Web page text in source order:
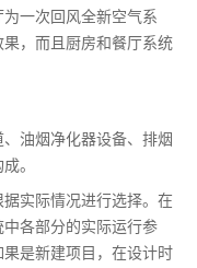
一次回风全新空气系
，而且厨房和餐厅系统
油烟净化器设备、排烟
。
实际情况进行选择。在
各部分的实际运行参
是新建项目，在设计时